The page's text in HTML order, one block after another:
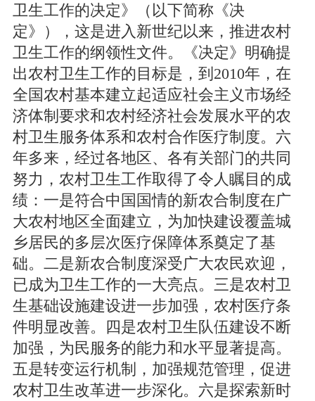
卫生工作的决定》（以下简称《决
定》），这是进入新世纪以来，推进农村
卫生工作的纲领性文件。《决定》明确提
出农村卫生工作的目标是，到2010年，在
全国农村基本建立起适应社会主义市场经
济体制要求和农村经济社会发展水平的农
村卫生服务体系和农村合作医疗制度。六
年多来，经过各地区、各有关部门的共同
努力，农村卫生工作取得了令人瞩目的成
绩：一是符合中国国情的新农合制度在广
大农村地区全面建立，为加快建设覆盖城
乡居民的多层次医疗保障体系奠定了基
础。二是新农合制度深受广大农民欢迎，
已成为卫生工作的一大亮点。三是农村卫
生基础设施建设进一步加强，农村医疗条
件明显改善。四是农村卫生队伍建设不断
加强，为民服务的能力和水平显著提高。
五是转变运行机制，加强规范管理，促进
农村卫生改革进一步深化。六是探索新时